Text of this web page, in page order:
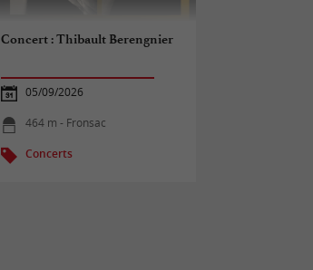
Concert : Thibault Berengnier
05/09/2026
464 m - Fronsac
Concerts